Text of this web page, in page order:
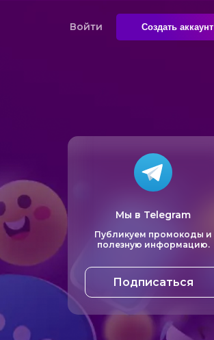
Войти Создать аккаунт
Мы в Telegram
Публикуем промокоды и
полезную информацию.
Подписаться